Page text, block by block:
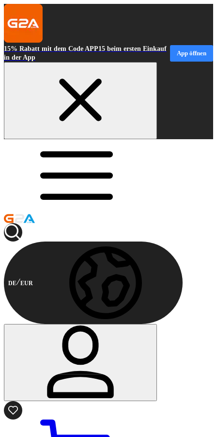
15% Rabatt mit dem Code APP15 beim ersten Einkauf
in der App
App öffnen
DE EUR